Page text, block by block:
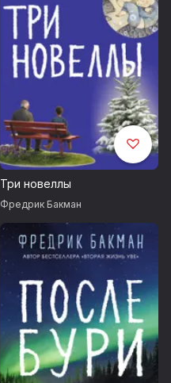
Три новеллы
Фредрик Бакман